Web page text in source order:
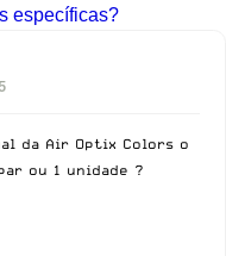
específicas?
da Air Optix Colors o
ou 1 unidade ?